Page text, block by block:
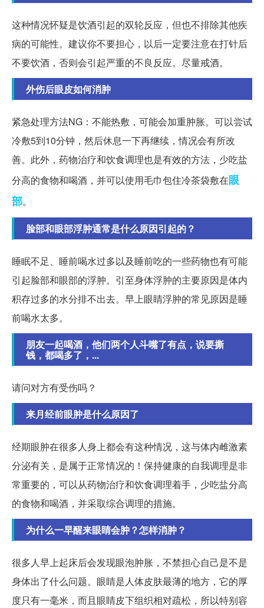
这种情况怀疑是饮酒引起的双轮反应，但也不排除其他疾
病的可能性。建议你不要担心，以后一定要注意在打针后
不要饮酒，否则会引起严重的不良反应。尽量戒酒。
外伤后眼皮如何消肿
紧急处理方法NG：不能热敷，可能会加重肿胀。可以尝试
冷敷5到10分钟，然后休息一下再继续，情况会有所改
善。此外，药物治疗和饮食调理也是有效的方法，少吃盐
分高的食物和喝酒，并可以使用毛巾包住冷茶袋敷在眼
部。
脸部和眼部浮肿通常是什么原因引起的？
睡眠不足、睡前喝水过多以及睡前吃的一些药物也有可能
引起脸部和眼部的浮肿。引至身体浮肿的主要原因是体内
积存过多的水分排不出去。早上眼睛浮肿的常见原因是睡
前喝水太多。
朋友一起喝酒，他们两个人斗嘴了有点，说要撕
钱，都喝多了，...
请问对方有受伤吗？
来月经前眼肿是什么原因了
经期眼肿在很多人身上都会有这种情况，这与体内雌激素
分泌有关，是属于正常情况的！保持健康的自我调理是非
常重要的，可以从药物治疗和饮食调理着手，少吃盐分高
的食物和喝酒，并采取综合调理的措施。
为什么一早醒来眼睛会肿？怎样消肿？
很多人早上起床后会发现眼泡肿胀，不禁担心自己是不是
身体出了什么问题。眼睛是人体皮肤最薄的地方，它的厚
度只有一毫米，而且眼睛皮下组织相对疏松，所以特别容